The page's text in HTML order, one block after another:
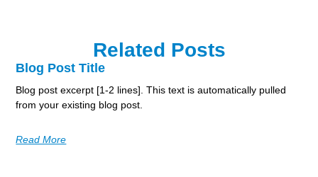
Related Posts
Blog Post Title
Blog post excerpt [1-2 lines]. This text is automatically pulled
from your existing blog post.
Read More